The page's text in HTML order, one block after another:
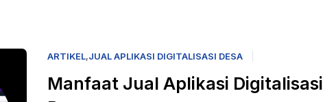
ARTIKEL,JUAL APLIKASI DIGITALISASI DESA
Manfaat Jual Aplikasi Digitalisasi